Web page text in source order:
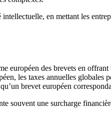
en mettant les
européen des brevets en
les taxes annuelles
brevet européen
souvent une surcharge